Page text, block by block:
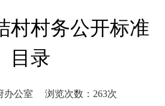
村村务公开标准
目录
办公室 浏览次数： 263次